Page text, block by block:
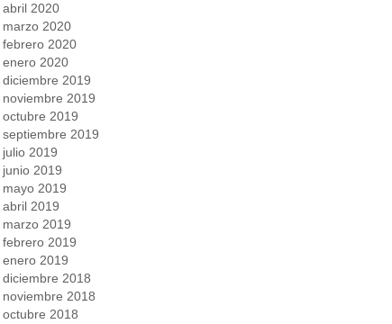
abril 2020
marzo 2020
febrero 2020
enero 2020
diciembre 2019
noviembre 2019
octubre 2019
septiembre 2019
julio 2019
junio 2019
mayo 2019
abril 2019
marzo 2019
febrero 2019
enero 2019
diciembre 2018
noviembre 2018
octubre 2018